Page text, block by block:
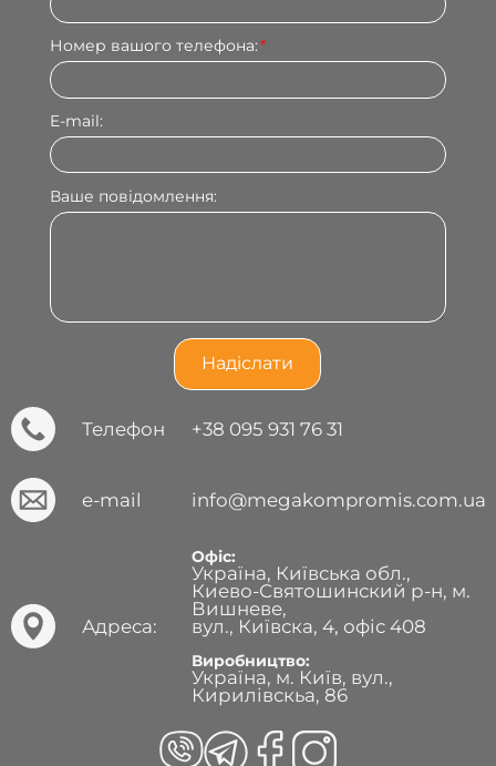
Номер вашого телефона:*
E-mail:
Ваше повідомлення:
Телефон +38 095 931 76 31
e-mail info@megakompromis.com.ua
Адреса:
Офіс:
Україна, Київська обл.,
Киево-Святошинский р-н, м.
Вишневе,
вул., Київска, 4, офіс 408
Виробництво:
Україна, м. Київ, вул.,
Кирилівскьа, 86